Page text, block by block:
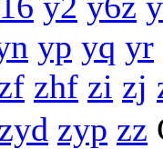
yp yq yr
zhf zi zj
zyd zyp zz